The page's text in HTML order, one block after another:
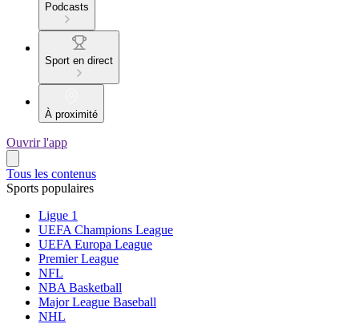
Podcasts
Sport en direct
À proximité
Ouvrir l'app
Tous les contenus
Sports populaires
Ligue 1
UEFA Champions League
UEFA Europa League
Premier League
NFL
NBA Basketball
Major League Baseball
NHL